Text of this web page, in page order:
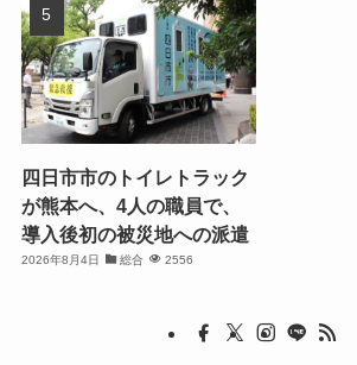
四日市市のトイレトラック
が熊本へ、4人の職員で、
導入後初の被災地への派遣
2026年8月4日 総合 2556